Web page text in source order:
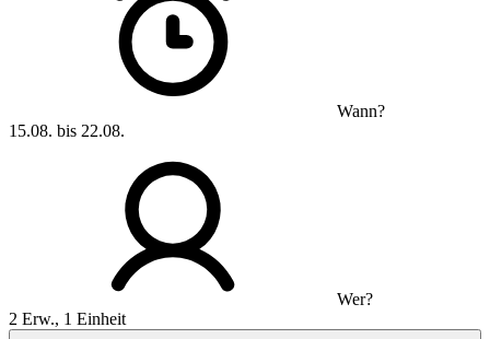
Wann?
15.08. bis 22.08.
Wer?
2 Erw., 1 Einheit